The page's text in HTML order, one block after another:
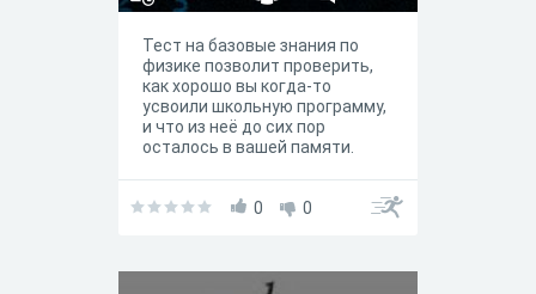
Тест на базовые знания по
физике позволит проверить,
как хорошо вы когда-то
усвоили школьную программу,
и что из неё до сих пор
осталось в вашей памяти.
школьных предметов – только
оценки.
0 0